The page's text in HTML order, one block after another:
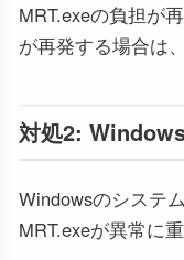
MRT.exeの負担が
が再発する場合は
対処2:
Windowsのシステ
MRT.exeが異常に